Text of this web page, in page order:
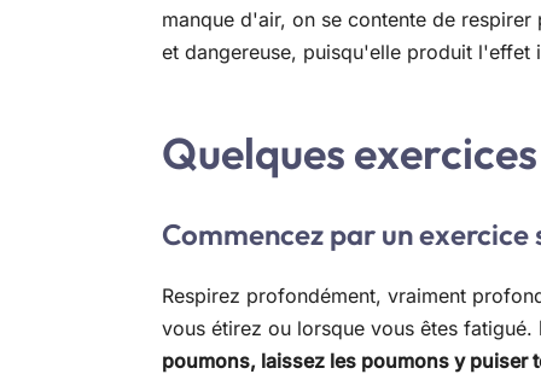
manque d'air, on se contente de
et dangereuse, puisqu'elle produit l'effet
Quelques
Commencez par un exercice
Respirez profondément, vraiment
vous étirez ou lorsque vous êtes fatigué.
poumons, laissez les poumons y puiser